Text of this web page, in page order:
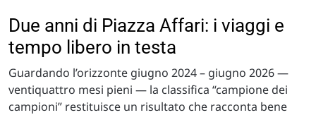
Due anni di Piazza Affari: i viaggi e
tempo libero in testa
Guardando l’orizzonte giugno 2024 – giugno 2026 —
ventiquattro mesi pieni — la classifica “campione dei
campioni” restituisce un risultato che racconta bene